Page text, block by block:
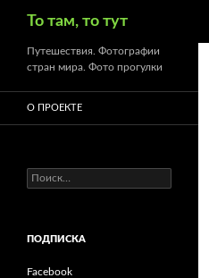
То там, то тут
Путешествия. Фотографии
стран мира. Фото прогулки
О ПРОЕКТЕ
Найти:
ПОДПИСКА
Facebook